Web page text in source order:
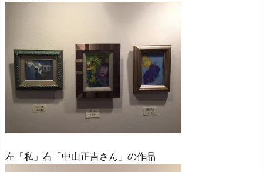
左「私」右「中山正吉さん」の作品